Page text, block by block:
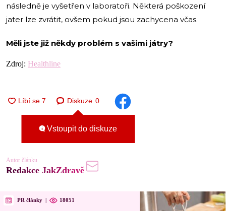
následně je vyšetřen v laboratoři. Některá poškození
jater lze zvrátit, ovšem pokud jsou zachycena včas.
Měli jste již někdy problém s vašimi játry?
Zdroj: Healthline
Diskuze 0
Vstoupit do diskuze
Autor článku
Redakce JakZdravě
PR články | 18051